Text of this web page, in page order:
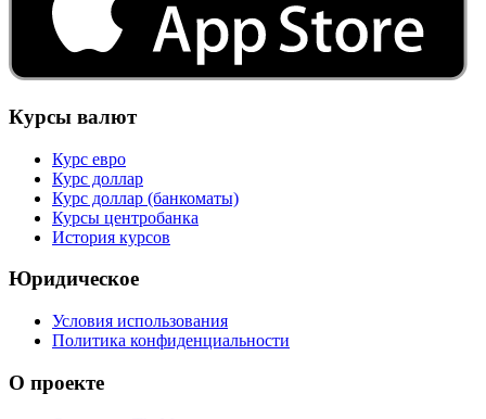
Курсы валют
Курс евро
Курс доллар
Курс доллар (банкоматы)
Курсы центробанка
История курсов
Юридическое
Условия использования
Политика конфиденциальности
О проекте